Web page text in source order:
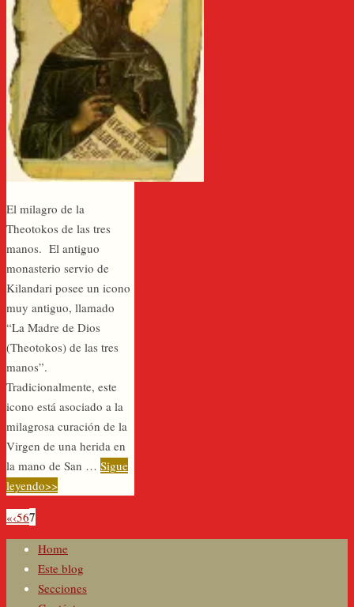
El milagro de la
Theotokos de las tres
manos. El antiguo
monasterio servio de
Kilandari posee un icono
muy antiguo, llamado
“La Madre de Dios
(Theotokos) de las tres
manos”.
Tradicionalmente, este
icono está asociado a la
milagrosa curación de la
Virgen de una herida en
la mano de San … Sigue
leyendo>>
«‹567
Home
Este blog
Secciones